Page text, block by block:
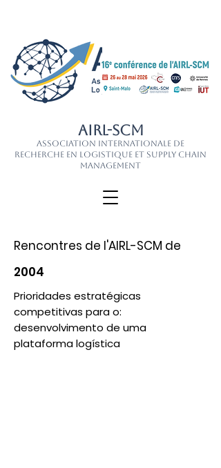
AIRL-SCM
Association Internationale de
Recherche en Logistique et Supply Chain
Management
Rencontres de l'AIRL-SCM de
2004
Prioridades estratégicas
competitivas para o:
desenvolvimento de uma
plataforma logística